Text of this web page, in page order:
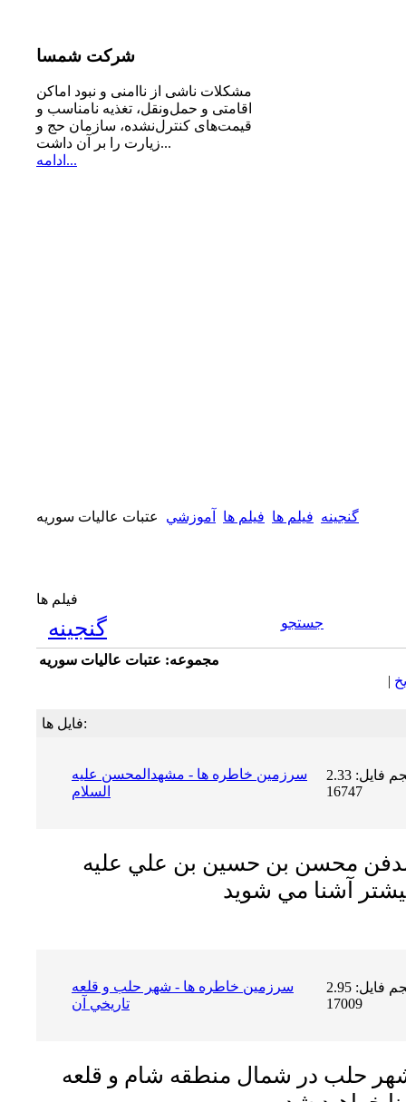
شرکت شمسا
مشكلات ناشی از ناامنی و نبود اماكن
اقامتی و حمل‌ونقل، تغذیه‌ نامناسب و
قیمت‌های كنترل‌نشده، سازمان حج و
زیارت را بر آن داشت...
ادامه...
گنجینه فیلم ها فيلم ها آموزشي عتبات عاليات سوريه
فیلم ها
گنجینه جستجو
مجموعه: عتبات عاليات سوريه
|
فایل ها:
سرزمين خاطره ها - مشهدالمحسن عليه
السلام
حجم فایل: 2.33 MB | دریافت ها:
16747
مدفن محسن بن حسين بن علي عليه
سرزمين خاطره ها - شهر حلب و قلعه
تاريخي آن
حجم فایل: 2.95 MB | دریافت ها:
17009
شهر حلب در شمال منطقه شام و قلعه